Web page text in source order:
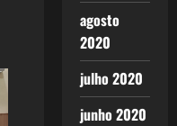
agosto
2020
julho 2020
junho 2020